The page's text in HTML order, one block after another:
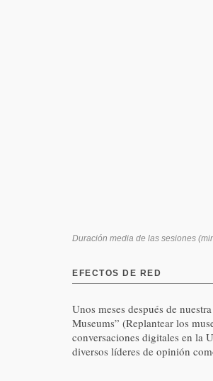
Duración media de las sesiones
EFECTOS DE RED
Unos meses después de
Museums” (Replantear los
conversaciones digitales en la
diversos líderes de opinión